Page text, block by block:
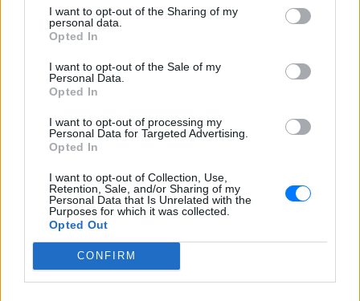
I want to opt-out of the Sharing of my
personal data.
Opted In
I want to opt-out of the Sale of my
Personal Data.
Opted In
I want to opt-out of processing my
Personal Data for Targeted Advertising.
Opted In
I want to opt-out of Collection, Use,
Retention, Sale, and/or Sharing of my
Personal Data that Is Unrelated with the
Purposes for which it was collected.
Opted Out
CONFIRM
Ιωαννίδη: «Διασταυρώστε
καμία πληροφορία πριν
ΣΉΜΕΡΑ
Το μαροκινό χωριό που έγινε Τροία για τον
Nolan, Yunkai για το Game of Thrones και
σκηνικό για το βίντεο κλιπ ... της Βανδή